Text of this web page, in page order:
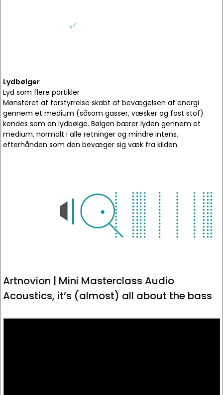
Lydbølger
Lyd som flere partikler
Mønsteret af forstyrrelse skabt af bevægelsen af energi
gennem et medium (såsom gasser, væsker og fast stof)
kendes som en lydbølge. Bølgen bærer lyden gennem et
medium, normalt i alle retninger og mindre intens,
efterhånden som den bevæger sig væk fra kilden.
Artnovion | Mini Masterclass Audio
Acoustics, it’s (almost) all about the bass